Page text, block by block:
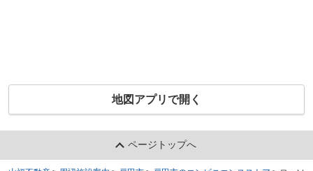
地図アプリで開く
ページトップへ